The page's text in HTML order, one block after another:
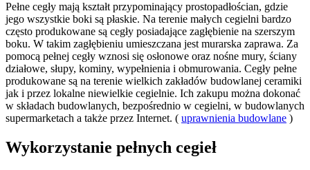
Pełne cegły mają kształt przypominający prostopadłościan, gdzie
jego wszystkie boki są płaskie. Na terenie małych cegielni bardzo
często produkowane są cegły posiadające zagłębienie na szerszym
boku. W takim zagłębieniu umieszczana jest murarska zaprawa. Za
pomocą pełnej cegły wznosi się osłonowe oraz nośne mury, ściany
działowe, słupy, kominy, wypełnienia i obmurowania. Cegły pełne
produkowane są na terenie wielkich zakładów budowlanej ceramiki
jak i przez lokalne niewielkie cegielnie. Ich zakupu można dokonać
w składach budowlanych, bezpośrednio w cegielni, w budowlanych
supermarketach a także przez Internet. ( uprawnienia budowlane )
Wykorzystanie pełnych cegieł